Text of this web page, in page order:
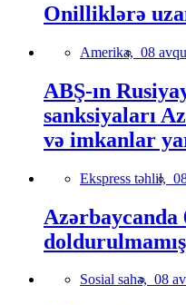
Onilliklərə
Amerika, 08
ABŞ-ın
sanksiyaları
və imkanlar
Ekspress təhlil,
Azərbaycanda
Sosial sahə, 08